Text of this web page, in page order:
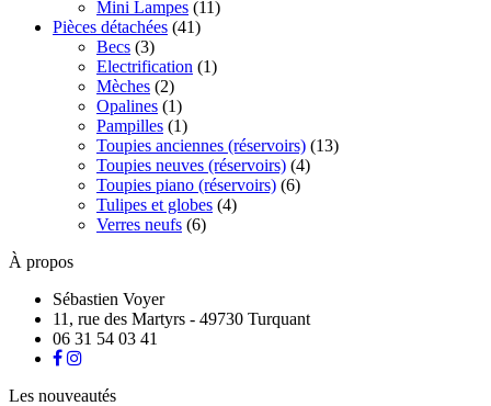
Mini Lampes (11)
Pièces détachées (41)
Becs (3)
Electrification (1)
Mèches (2)
Opalines (1)
Pampilles (1)
Toupies anciennes (réservoirs) (13)
Toupies neuves (réservoirs) (4)
Toupies piano (réservoirs) (6)
Tulipes et globes (4)
Verres neufs (6)
À propos
Sébastien Voyer
11, rue des Martyrs - 49730 Turquant
06 31 54 03 41
Les nouveautés